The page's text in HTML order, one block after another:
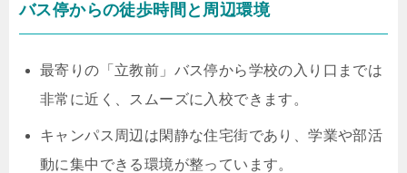
バス停からの徒歩時間と周辺環境
最寄りの「立教前」バス停から学校の入り口までは
非常に近く、スムーズに入校できます。
キャンパス周辺は閑静な住宅街であり、学業や部活
動に集中できる環境が整っています。